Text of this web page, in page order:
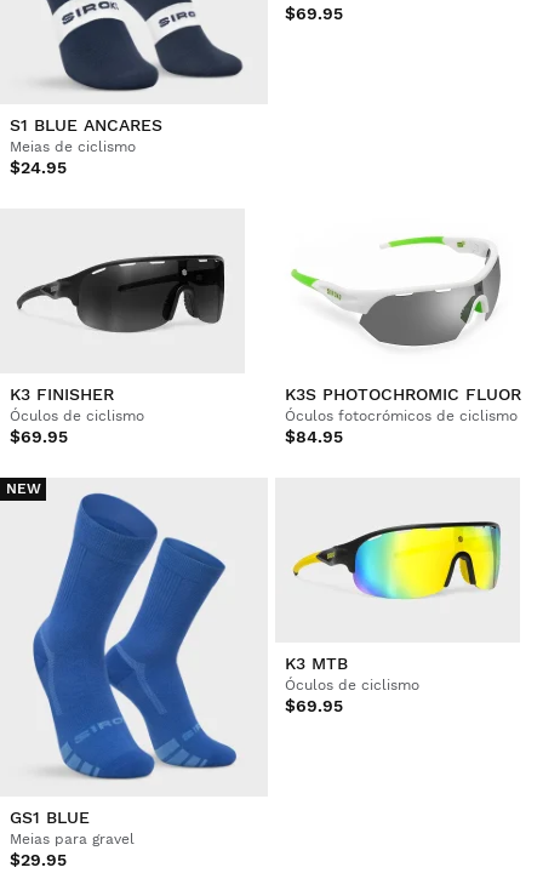
S1 BLUE ANCARES
Meias de ciclismo
$24.95
$69.95
K3 FINISHER
Óculos de ciclismo
$69.95
K3S PHOTOCHROMIC FLUOR
Óculos fotocrómicos de ciclismo
$84.95
NEW
GS1 BLUE
Meias para gravel
$29.95
K3 MTB
Óculos de ciclismo
$69.95